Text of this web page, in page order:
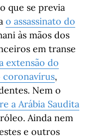
que se previa
o assassinato do
às mãos dos
em transe
extensão do
coronavírus,
Nem o
a Arábia Saudita
Ainda nem
e outros